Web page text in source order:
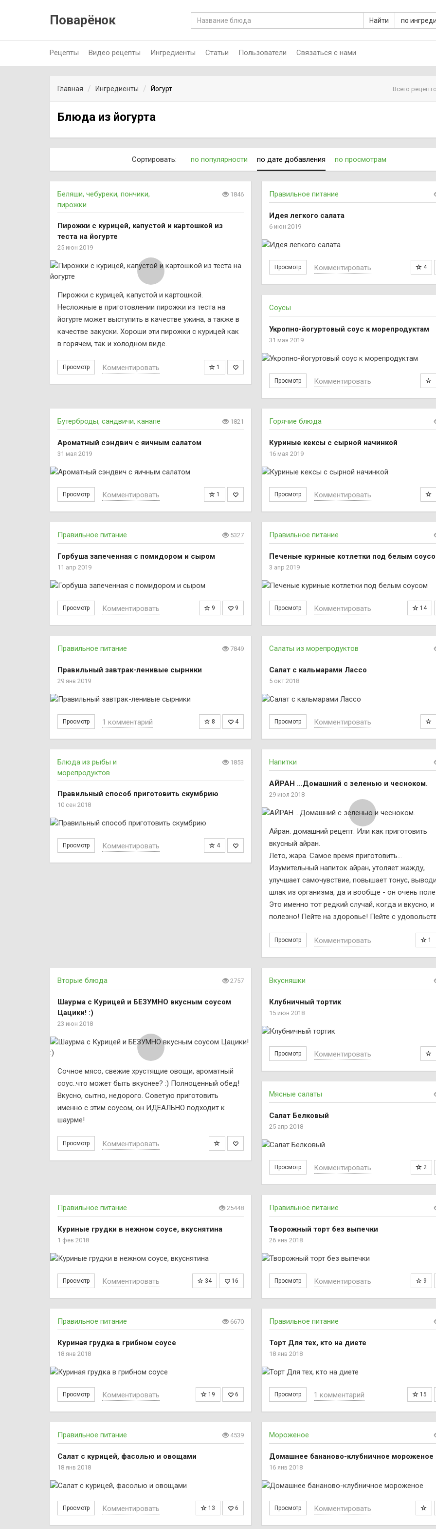
Поварёнок Найти по
Рецепты Видео рецепты Ингредиенты Статьи Пользователи Связаться с нами
Главная Ингредиенты Йогурт Всего
Блюда из йогурта
Сортировать: по популярности по дате добавления по просмотрам
Беляши, чебуреки, пончики,
пирожки
1846
Пирожки с курицей, капустой и картошкой из
теста на йогурте
25 июн 2019
Пирожки с курицей, капустой и картошкой.
Несложные в приготовлении пирожки из теста на
йогурте может выступить в качестве ужина, а также в
качестве закуски. Хороши эти пирожки с курицей как
в горячем, так и холодном виде.
Просмотр 1
Комментировать
Правильное питание
Идея легкого салата
6 июн 2019
Просмотр 4
Комментировать
Соусы
Укропно-йогуртовый соус к морепродуктам
31 мая 2019
Просмотр Комментировать
Бутерброды, сандвичи, канапе 1821
Ароматный сэндвич с яичным салатом
31 мая 2019
Просмотр 1
Комментировать
Горячие блюда
Куриные кексы с сырной начинкой
16 мая 2019
Просмотр Комментировать
Правильное питание 5327
Горбуша запеченная с помидором и сыром
11 апр 2019
Просмотр 9 9
Комментировать
Правильное питание
Печеные куриные котлетки под белым
3 апр 2019
Просмотр 14
Комментировать
Правильное питание 7849
Правильный завтрак-ленивые сырники
29 янв 2019
Просмотр 8 4
1 комментарий
Салаты из морепродуктов
Салат с кальмарами Лассо
5 окт 2018
Просмотр Комментировать
Блюда из рыбы и
морепродуктов
1853
Правильный способ приготовить скумбрию
10 сен 2018
Просмотр 4
Комментировать
Напитки
АЙРАН …Домашний с зеленью и чесноком.
29 июл 2018
Айран. домашний рецепт. Или как приготовить
вкусный айран.
Лето, жара. Самое время приготовить...
Изумительный напиток айран, утоляет жажду,
улучшает самочувствие, повышает тонус,
шлак из организма, да и вообще - он очень
Это именно тот редкий случай, когда и вкусно, и
полезно! Пейте на здоровье! Пейте с
Просмотр 1
Комментировать
Вторые блюда 2757
Шаурма с Курицей и БЕЗУМНО вкусным соусом
Цацики! :)
23 июн 2018
Сочное мясо, свежие хрустящие овощи, ароматный
соус..что может быть вкуснее? :) Полноценный обед!
Вкусно, сытно, недорого. Советую приготовить
именно с этим соусом, он ИДЕАЛЬНО подходит к
шаурме!
Просмотр Комментировать
Вкусняшки
Клубничный тортик
15 июн 2018
Просмотр Комментировать
Мясные салаты
Салат Белковый
25 апр 2018
Просмотр 2
Комментировать
Правильное питание 25448
Куриные грудки в нежном соусе, вкуснятина
1 фев 2018
Просмотр 34 16
Комментировать
Правильное питание
Творожный торт без выпечки
26 янв 2018
Просмотр 9
Комментировать
Правильное питание 6670
Куриная грудка в грибном соусе
18 янв 2018
Просмотр 19 6
Комментировать
Правильное питание
Торт Для тех, кто на диете
18 янв 2018
Просмотр 15
1 комментарий
Правильное питание 4539
Салат с курицей, фасолью и овощами
18 янв 2018
Просмотр 13 6
Комментировать
Мороженое
Домашнее бананово-клубничное мороженое
16 янв 2018
Просмотр Комментировать